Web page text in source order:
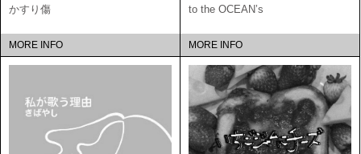
かすり傷
MORE INFO
to the OCEAN’s
MORE INFO